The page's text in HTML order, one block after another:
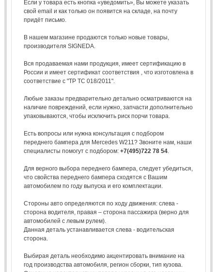
Если у товара есть кнопка «уведомить», Вы можете указать
свой email и как только он появится на складе, на почту
придёт письмо.
В нашем магазине продаются только новые товары,
производителя SIGNEDA.
Вся продаваемая нами продукция, имеет сертификацию в
России и имеет сертификат соответствия , что изготовлена в
соответствие с "ТР ТС 018/2011".
Любые заказы предварительно детально осматриваются на
наличие повреждений, если нужно, запчасти дополнительно
упаковываются, чтобы исключить риск порчи товара.
Есть вопросы или нужна консультация с подбором
переднего бампера для Mercedes W211? Звоните нам, наши
специалисты помогут с подбором: +7(495)722 78 54.
Для верного выбора переднего бампера, следует убедиться,
что свойства переднего бампера сходятся с Вашим
автомобилем по году выпуска и его комплектации.
Стороны авто определяются по ходу движения: слева -
сторона водителя, правая – сторона пассажира (верно для
автомобилей с левым рулем).
Данная деталь устанавливается слева - водительская
сторона.
Выбирая деталь необходимо акцентировать внимание на
год производства автомобиля, регион сборки, тип кузова.